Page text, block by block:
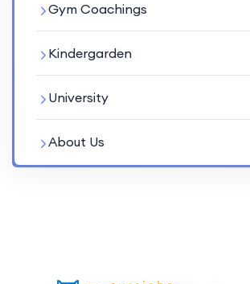
Gym Coachings
Kindergarden
University
About Us